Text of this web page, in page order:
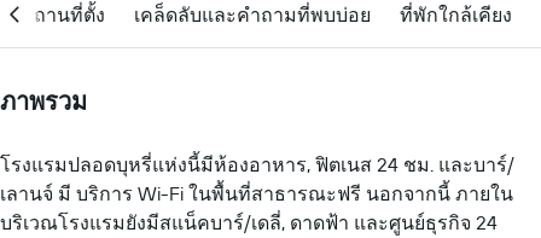
สถานที่ตั้ง เคล็ดลับและคำถามที่พบบ่อย ที่พักใกล้เคียง
ภาพรวม
โรงแรมปลอดบุหรี่แห่งนี้มีห้องอาหาร, ฟิตเนส 24 ชม. และบาร์/
เลานจ์ มี บริการ Wi-Fi ในพื้นที่สาธารณะฟรี นอกจากนี้ ภายใน
บริเวณโรงแรมยังมีสแน็คบาร์/เดลี่, ดาดฟ้า และศูนย์ธุรกิจ 24